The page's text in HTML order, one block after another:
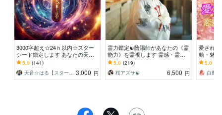
3000字超え☆24ｈ以内☆スター
シード鑑定します あなたの天命
を霊視＆ルーンで占いメッセージ
をお伝えします
5.0 (141)
天音☆はる【スターシード覚醒ヒーラー】 3,000 円
霊力鑑定☯️陰陽師があなたの《霊
能力》を霊視します 霊感・霊能
力・スピリチュアル能力｜あなた
だけの能力を視ます
5.0 (219)
桜アズサ☯️
6,500 円
愛され
動・魅
せ・縁
愛され
5.0